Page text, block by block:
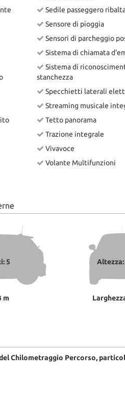
Sedile passeggero
Sensore di pioggia
Sensori di parcheggio
Sistema di chiamata
Sistema di
stanchezza
Specchietti laterali
Streaming musicale
Tetto panorama
Trazione integrale
Vivavoce
Volante Multifunzioni
5
m
Altezza:
Chilometraggio Percorso,